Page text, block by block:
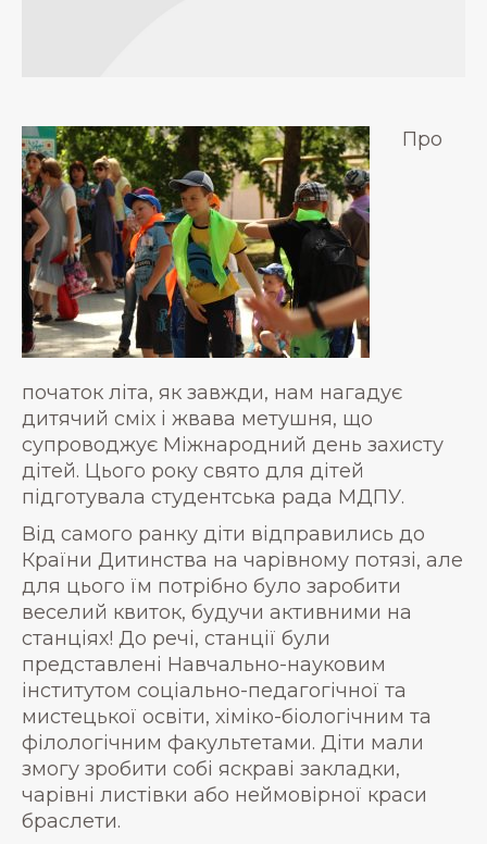
Про
початок літа, як завжди, нам нагадує
дитячий сміх і жвава метушня, що
супроводжує Міжнародний день захисту
дітей. Цього року свято для дітей
підготувала студентська рада МДПУ.
Від самого ранку діти відправились до
Країни Дитинства на чарівному потязі, але
для цього їм потрібно було заробити
веселий квиток, будучи активними на
станціях! До речі, станції були
представлені Навчально-науковим
інститутом соціально-педагогічної та
мистецької освіти, хіміко-біологічним та
філологічним факультетами. Діти мали
змогу зробити собі яскраві закладки,
чарівні листівки або неймовірної краси
браслети.